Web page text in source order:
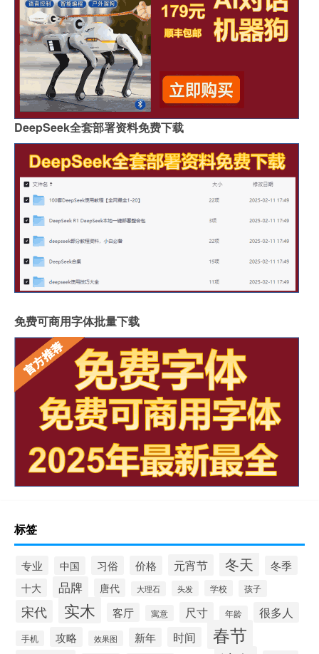
DeepSeek全套部署资料免费下载
免费可商用字体批量下载
标签
专业 中国 习俗 价格 元宵节 冬天 冬季
十大 品牌 唐代 大理石 头发 学校 孩子
宋代 实木 客厅 寓意 尺寸 年龄 很多人
手机 攻略 效果图 新年 时间 春节